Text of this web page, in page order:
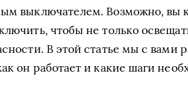
выключателем. Возможно, вы
чтобы не только
В этой статье мы с вами
он работает и какие шаги